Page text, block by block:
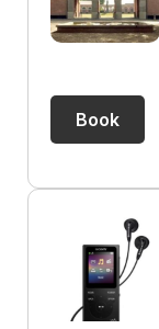
Book